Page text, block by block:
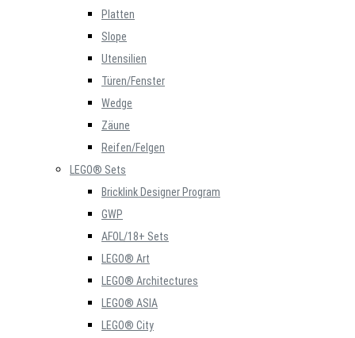
Platten
Slope
Utensilien
Türen/Fenster
Wedge
Zäune
Reifen/Felgen
LEGO® Sets
Bricklink Designer Program
GWP
AFOL/18+ Sets
LEGO® Art
LEGO® Architectures
LEGO® ASIA
LEGO® City